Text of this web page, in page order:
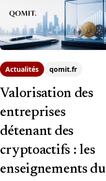
Actualités qomit.fr
Valorisation des
entreprises
détenant des
cryptoactifs : les
enseignements du